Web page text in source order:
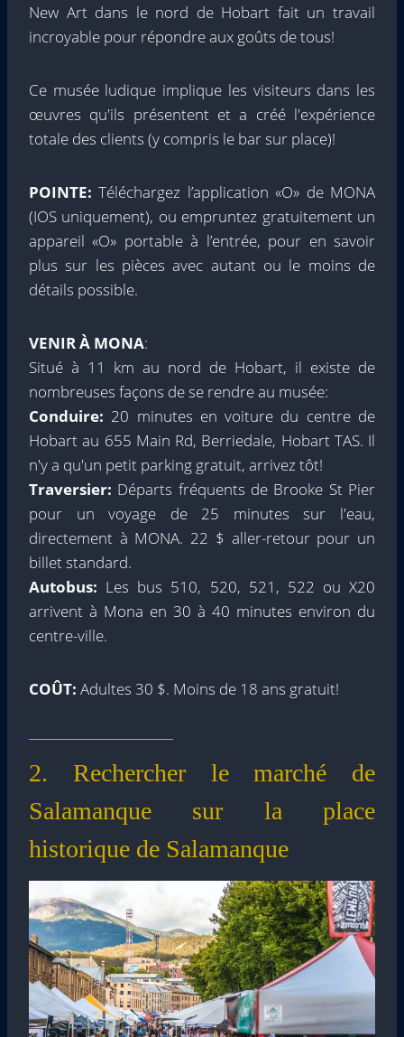
New Art dans le nord de Hobart fait un travail
incroyable pour répondre aux goûts de tous!
Ce musée ludique implique les visiteurs dans les
œuvres qu'ils présentent et a créé l'expérience
totale des clients (y compris le bar sur place)!
POINTE:Téléchargez l’application «O» de MONA
(IOS uniquement), ou empruntez gratuitement un
appareil «O» portable à l’entrée, pour en savoir
plus sur les pièces avec autant ou le moins de
détails possible.
VENIR À MONA:
Situé à 11 km au nord de Hobart, il existe de
nombreuses façons de se rendre au musée:
Conduire: 20 minutes en voiture du centre de
Hobart au 655 Main Rd, Berriedale, Hobart TAS. Il
n'y a qu'un petit parking gratuit, arrivez tôt!
Traversier: Départs fréquents de Brooke St Pier
pour un voyage de 25 minutes sur l'eau,
directement à MONA. 22 $ ​​aller-retour pour un
billet standard.
Autobus: Les bus 510, 520, 521, 522 ou X20
arrivent à Mona en 30 à 40 minutes environ du
centre-ville.
COÛT: Adultes 30 $. Moins de 18 ans gratuit!
2. Rechercher le marché de
Salamanque sur la place
historique de Salamanque